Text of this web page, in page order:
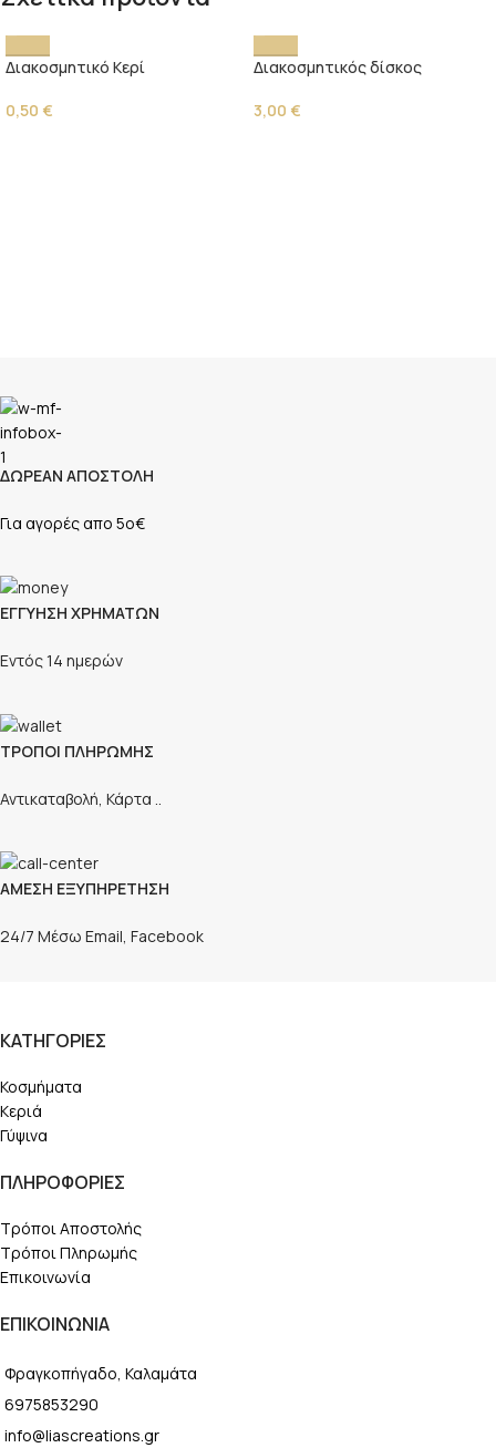
Διακοσμητικό Κερί
0,50 €
Διακοσμητικός δίσκος
3,00 €
ΔΩΡΕΑΝ ΑΠΟΣΤΟΛΗ
Για αγορές απο 5ο€
ΕΓΓΥΗΣΗ ΧΡΗΜΑΤΩΝ
Εντός 14 ημερών
ΤΡΟΠΟΙ ΠΛΗΡΩΜΗΣ
Αντικαταβολή, Κάρτα ..
ΑΜΕΣΗ ΕΞΥΠΗΡΕΤΗΣΗ
24/7 Μέσω Email, Facebook
ΚΑΤΗΓΟΡΙΕΣ
Κοσμήματα
Κεριά
Γύψινα
ΠΛΗΡΟΦΟΡΙΕΣ
Τρόποι Αποστολής
Τρόποι Πληρωμής
Επικοινωνία
ΕΠΙΚΟΙΝΩΝΙΑ
Φραγκοπήγαδο, Καλαμάτα
6975853290
info@liascreations.gr